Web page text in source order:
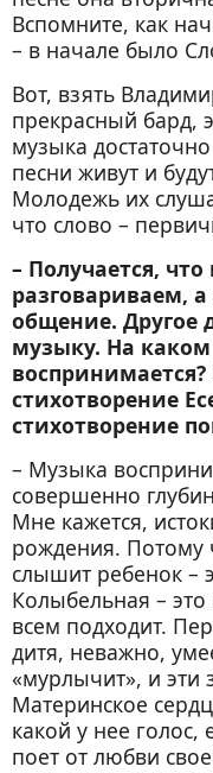
Вспомните, как
– в начале было
Вот, взять
прекрасный бард,
музыка
песни живут и
Молодежь их
что слово –
– Получается,
разговариваем,
общение. Другое
музыку. На
стихотворение
стихотворение
– Музыка
совершенно
Мне кажется,
рождения. Потому
слышит ребенок –
Колыбельная –
всем подходит.
дитя, неважно,
«мурлычит», и эти
Материнское
какой у нее голос,
поет от любви